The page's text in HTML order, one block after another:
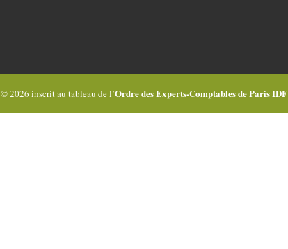
© 2026 inscrit au tableau de l’Ordre des Experts-Comptables de Paris IDF